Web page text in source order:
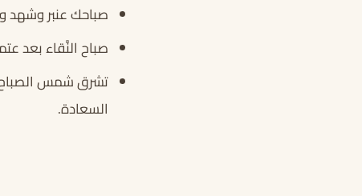
صباحك عنبر وشهد
صباح النَّقاء بعد
تشرق شمس الصباح
السعادة.